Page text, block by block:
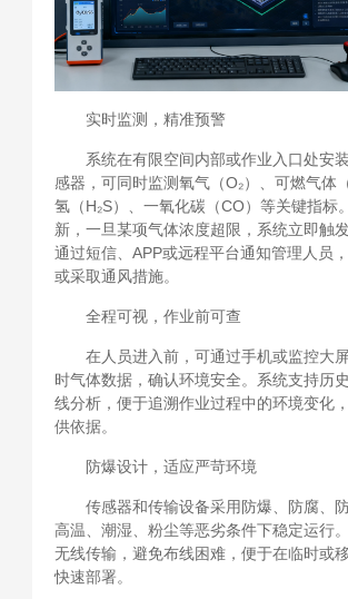
实时监测，精准预警
系统在有限空间内部或作业入口处安
感器，可同时监测氧气（O₂）、可燃气体
氢（H₂S）、一氧化碳（CO）等关键指标
新，一旦某项气体浓度超限，系统立即触
通过短信、APP或远程平台通知管理人员
或采取通风措施。
全程可视，作业前可查
在人员进入前，可通过手机或监控大
时气体数据，确认环境安全。系统支持历
线分析，便于追溯作业过程中的环境变化
供依据。
防爆设计，适应严苛环境
传感器和传输设备采用防爆、防腐、
高温、潮湿、粉尘等恶劣条件下稳定运行
无线传输，避免布线困难，便于在临时或
快速部署。